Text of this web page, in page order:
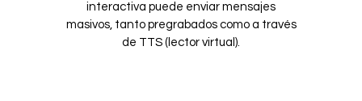
interactiva puede enviar mensajes
masivos, tanto pregrabados como a través
de TTS (lector virtual).